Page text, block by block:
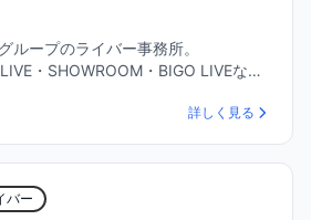
ループのライバー事務所。
・SHOWROOM・BIGO LIVEな
詳しく見る
バー